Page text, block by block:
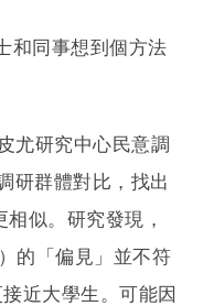
和同事想到個方法
尤研究中心民意調
研群體對比，找出
似。研究發現，
的「偏見」並不符
近大學生。可能因